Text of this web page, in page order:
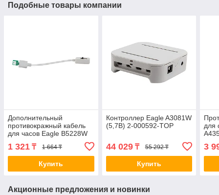
Подобные товары компании
Дополнительный
противокражный кабель
для часов Eagle B5228W
(Rectangle) 2-008013
1 321 ₸ 1 664 ₸
Купить
Контроллер Eagle A3081W
(5,7B) 2-000592-TOP
44 029₸ 55 292 ₸
Купить
для
3
Акционные предложения и новинки